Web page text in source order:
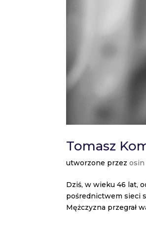
Tomasz
utworzone przezosin
Dziś, w wieku 46 lat,
pośrednictwem sieci
Mężczyzna przegrał